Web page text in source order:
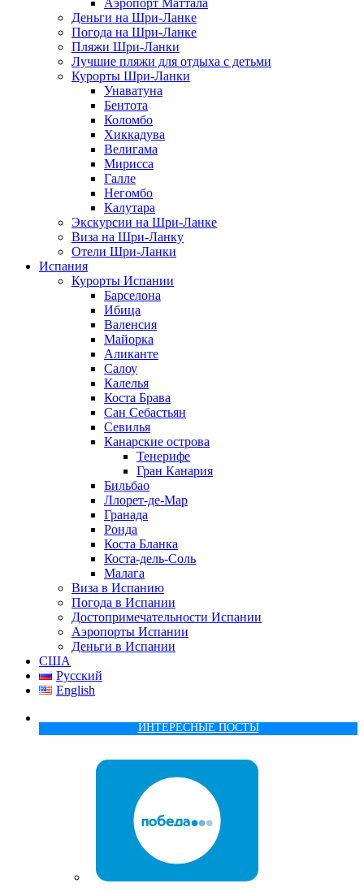
Аэропорт Маттала
Деньги на Шри-Ланке
Погода на Шри-Ланке
Пляжи Шри-Ланки
Лучшие пляжи для отдыха с детьми
Курорты Шри-Ланки
Унаватуна
Бентота
Коломбо
Хиккадува
Велигама
Мирисса
Галле
Негомбо
Калутара
Экскурсии на Шри-Ланке
Виза на Шри-Ланку
Отели Шри-Ланки
Испания
Курорты Испании
Барселона
Ибица
Валенсия
Майорка
Аликанте
Салоу
Калелья
Коста Брава
Сан Себастьян
Севилья
Канарские острова
Тенерифе
Гран Канария
Бильбао
Ллорет-де-Мар
Гранада
Ронда
Коста Бланка
Коста-дель-Соль
Малага
Виза в Испанию
Погода в Испании
Достопримечательности Испании
Аэропорты Испании
Деньги в Испании
США
Русский
English
ИНТЕРЕСНЫЕ ПОСТЫ